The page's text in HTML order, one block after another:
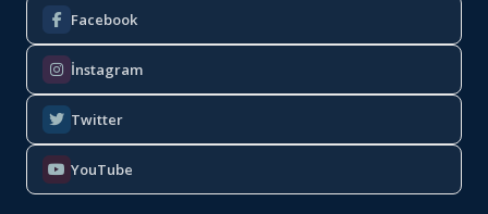
Facebook
İnstagram
Twitter
YouTube